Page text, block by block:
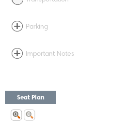
Parking
Important Notes
Seat Plan